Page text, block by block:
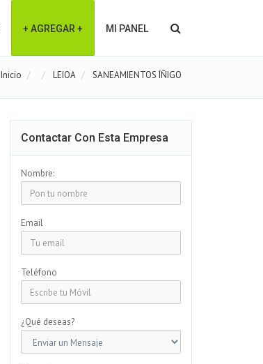
+ AGREGAR + MI PANEL
Inicio LEIOA SANEAMIENTOS ÍÑIGO
Contactar Con Esta Empresa
Nombre:
Email
Teléfono
¿Qué deseas?